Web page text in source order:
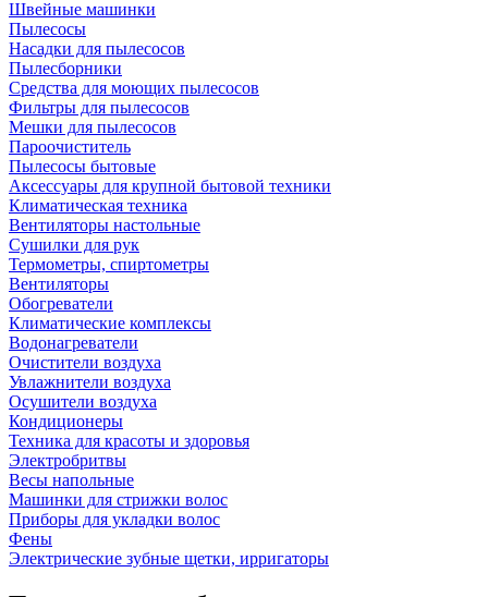
Швейные машинки
Пылесосы
Насадки для пылесосов
Пылесборники
Средства для моющих пылесосов
Фильтры для пылесосов
Мешки для пылесосов
Пароочиститель
Пылесосы бытовые
Аксессуары для крупной бытовой техники
Климатическая техника
Вентиляторы настольные
Сушилки для рук
Термометры, спиртометры
Вентиляторы
Обогреватели
Климатические комплексы
Водонагреватели
Очистители воздуха
Увлажнители воздуха
Осушители воздуха
Кондиционеры
Техника для красоты и здоровья
Электробритвы
Весы напольные
Машинки для стрижки волос
Приборы для укладки волос
Фены
Электрические зубные щетки, ирригаторы